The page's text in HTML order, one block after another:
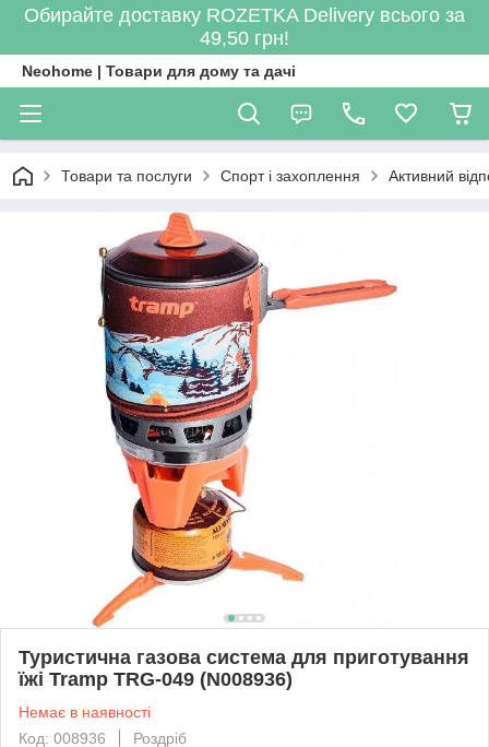
Обирайте доставку ROZETKA Delivery всього за
49,50 грн!
Neohome | Товари для дому та дачі
Товари та послуги Спорт і захоплення Активний
Туристична газова система для приготування
їжі Tramp TRG-049 (N008936)
Немає в наявності
Код: 008936
Роздріб